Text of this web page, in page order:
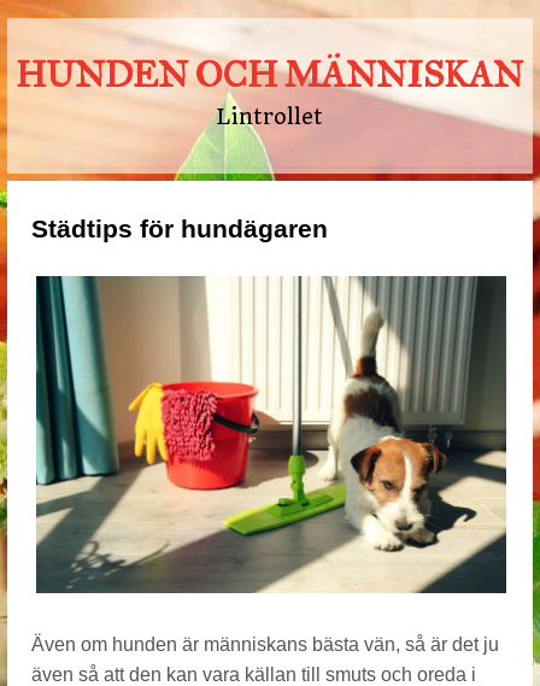
HUNDEN OCH MÄNNISKAN
Lintrollet
Städtips för hundägaren
Även om hunden är människans bästa vän, så är det ju
även så att den kan vara källan till smuts och oreda i